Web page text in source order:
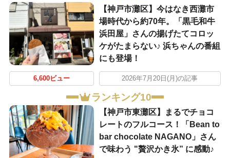
【神戸市灘区】今はなき西灘市
場時代から約70年。「黒毛和牛
浜田屋」さんの揚げたてコロッ
ケがたまらない♪ 浜ちゃんの番組
にも登場！
6,600ビュー 2026年7月20日(月)の記事
ランキング10
【神戸市東灘区】まるでチョコ
レートのフルコース！「Bean to
bar chocolate NAGANO」さん
で味わう "贅沢かき氷” に感動♪